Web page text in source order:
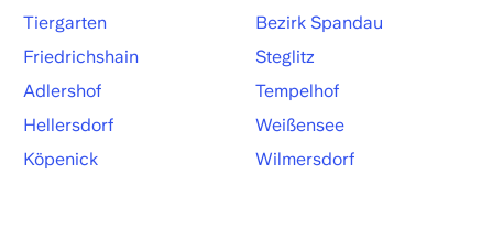
Tiergarten
Friedrichshain
Adlershof
Hellersdorf
Köpenick
Bezirk Spandau
Steglitz
Tempelhof
Weißensee
Wilmersdorf